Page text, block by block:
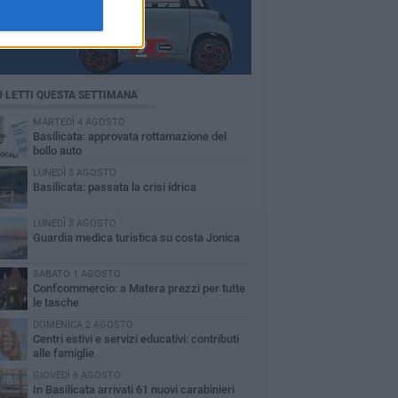
LETTI QUESTA SETTIMANA
MARTEDÌ 4 AGOSTO
Basilicata: approvata rottamazione del
bollo auto
LUNEDÌ 3 AGOSTO
Basilicata: passata la crisi idrica
LUNEDÌ 3 AGOSTO
Guardia medica turistica su costa Jonica
SABATO 1 AGOSTO
Confcommercio: a Matera prezzi per tutte
le tasche
DOMENICA 2 AGOSTO
Centri estivi e servizi educativi: contributi
alle famiglie
GIOVEDÌ 6 AGOSTO
In Basilicata arrivati 61 nuovi carabinieri